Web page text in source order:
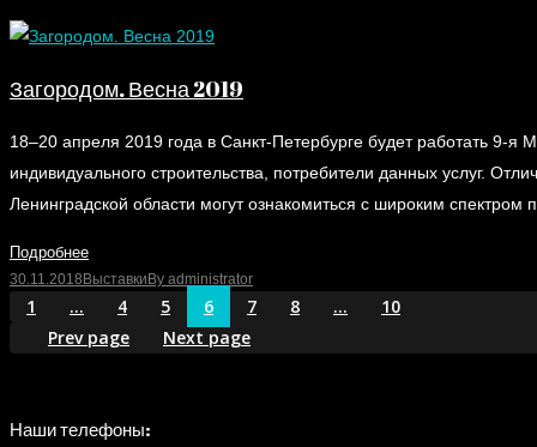
Загородом. Весна 2019
18–20 апреля 2019 года в Санкт-Петербурге будет работать 9-
индивидуального строительства, потребители данных услуг.
Ленинградской области могут ознакомиться с широким
Подробнее
30.11.2018 Выставки By administrator
1 … 4 5 6 7 8 …
10
Prev page
Next page
Наши телефоны: